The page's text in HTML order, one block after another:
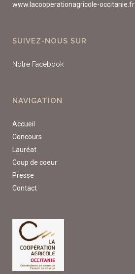
www.lacooperationagricole-occitanie.fr
SUIVEZ-NOUS SUR
Notre Facebook
NAVIGATION
Accueil
Concours
Lauréat
Coup de coeur
Presse
Contact